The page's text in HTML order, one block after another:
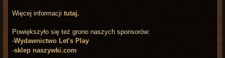
Więcej informacjitutaj.
Powiększyło się też grono naszych sponsorów:
-Wydawnictwo Let's Play
-sklep naszywki.com